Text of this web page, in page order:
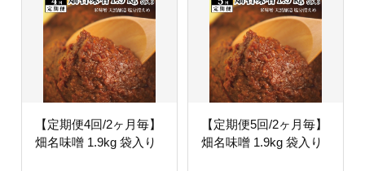
【定期便4回/2ヶ月毎】
畑名味噌 1.9kg 袋入り
【定期便5回/2ヶ月毎】
畑名味噌 1.9kg 袋入り